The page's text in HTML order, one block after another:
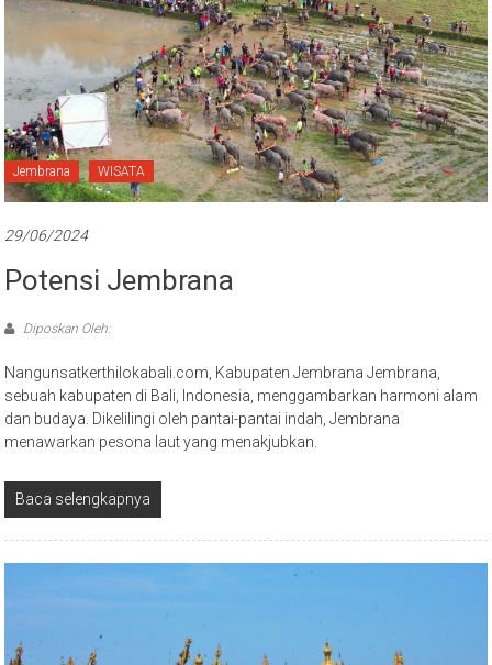
Jembrana WISATA
29/06/2024
Potensi Jembrana
Diposkan Oleh:
Nangunsatkerthilokabali.com, Kabupaten Jembrana Jembrana,
sebuah kabupaten di Bali, Indonesia, menggambarkan harmoni alam
dan budaya. Dikelilingi oleh pantai-pantai indah, Jembrana
menawarkan pesona laut yang menakjubkan.
Baca selengkapnya